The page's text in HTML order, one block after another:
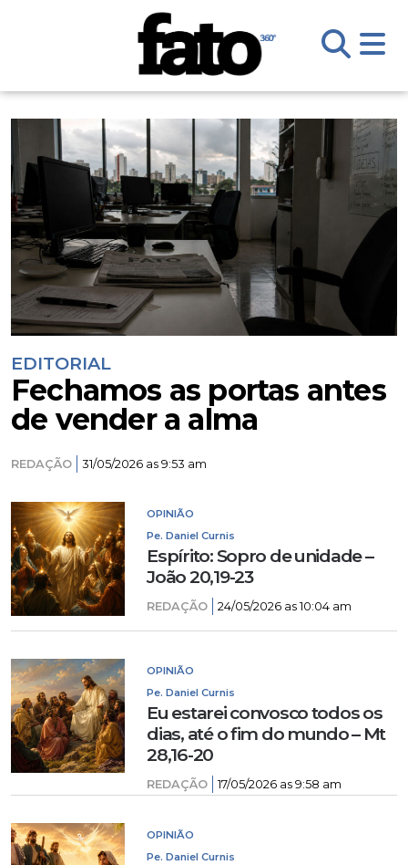
EDITORIAL
Fechamos as portas antes
de vender a alma
REDAÇÃO 31/05/2026 as 9:53 am
OPINIÃO
Pe. Daniel Curnis
Espírito: Sopro de unidade –
João 20,19-23
REDAÇÃO 24/05/2026 as 10:04 am
OPINIÃO
Pe. Daniel Curnis
Eu estarei convosco todos os
dias, até o fim do mundo – Mt
28,16-20
REDAÇÃO 17/05/2026 as 9:58 am
OPINIÃO
Pe. Daniel Curnis